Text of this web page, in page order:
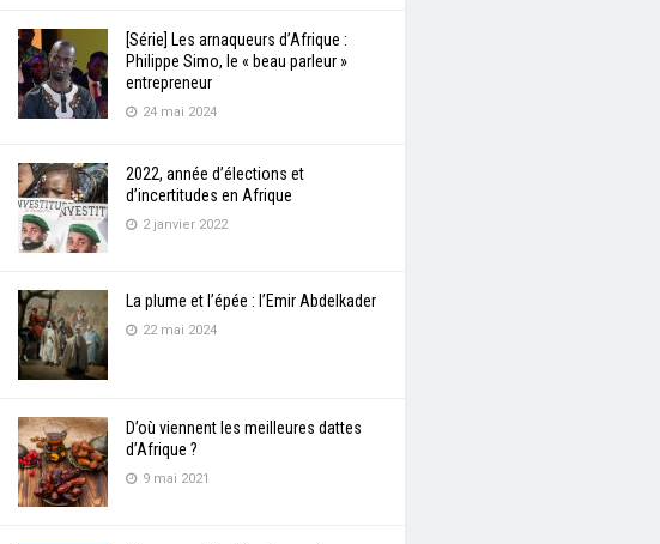
[Série] Les arnaqueurs d’Afrique :
Philippe Simo, le « beau parleur »
entrepreneur
24 mai 2024
2022, année d’élections et
d’incertitudes en Afrique
2 janvier 2022
La plume et l’épée : l’Emir Abdelkader
22 mai 2024
D’où viennent les meilleures dattes
d’Afrique ?
9 mai 2021